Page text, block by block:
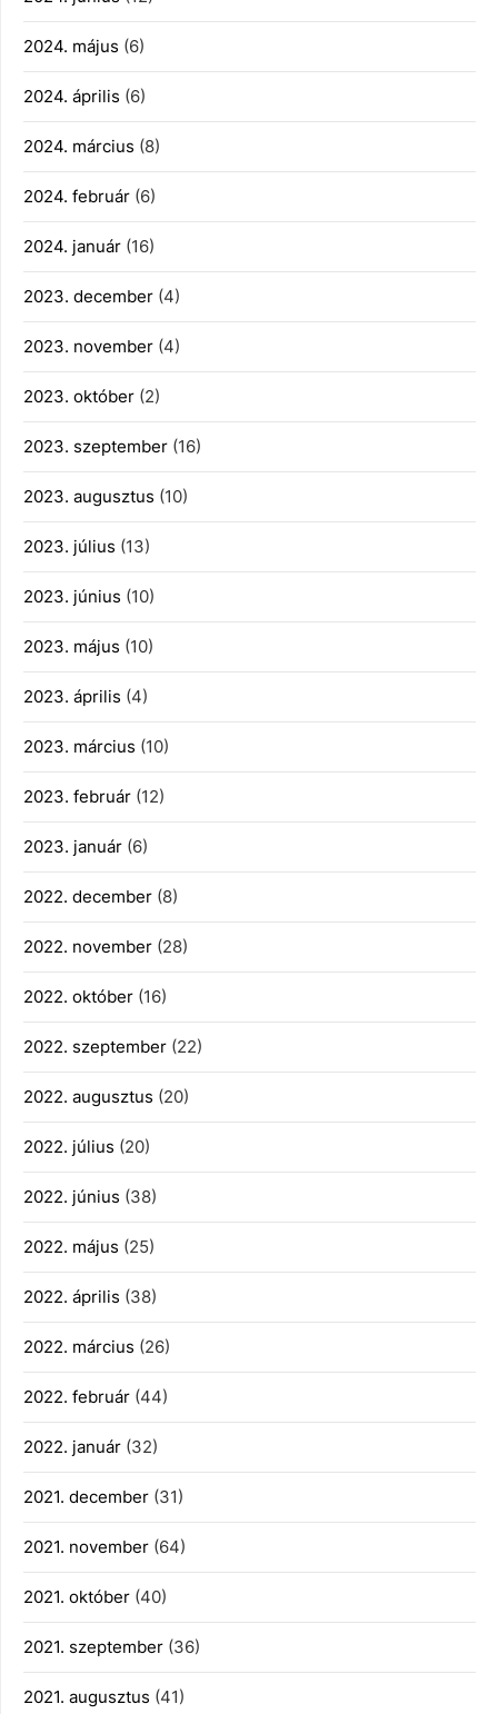
2024. május (6)
2024. április (6)
2024. március (8)
2024. február (6)
2024. január (16)
2023. december (4)
2023. november (4)
2023. október (2)
2023. szeptember (16)
2023. augusztus (10)
2023. július (13)
2023. június (10)
2023. május (10)
2023. április (4)
2023. március (10)
2023. február (12)
2023. január (6)
2022. december (8)
2022. november (28)
2022. október (16)
2022. szeptember (22)
2022. augusztus (20)
2022. július (20)
2022. június (38)
2022. május (25)
2022. április (38)
2022. március (26)
2022. február (44)
2022. január (32)
2021. december (31)
2021. november (64)
2021. október (40)
2021. szeptember (36)
2021. augusztus (41)